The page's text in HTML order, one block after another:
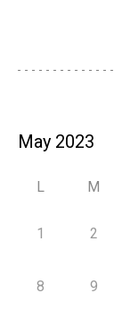
L M
1 2
8 9